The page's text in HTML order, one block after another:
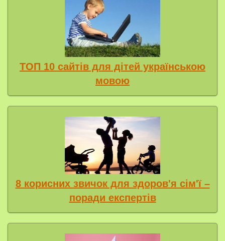
ТОП 10 сайтів для дітей українською
мовою
8 корисних звичок для здоров'я сім'ї –
поради експертів